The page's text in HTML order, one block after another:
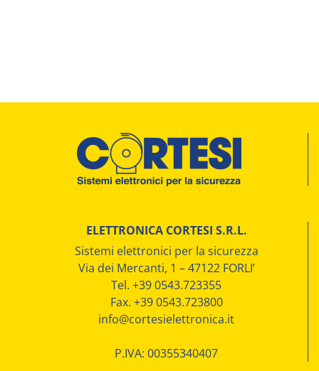
ELETTRONICA CORTESI S.R.L.
Sistemi elettronici per la sicurezza
Via dei Mercanti, 1 – 47122 FORLI’
Tel. +39 0543.723355
Fax. +39 0543.723800
info@cortesielettronica.it
P.IVA: 00355340407